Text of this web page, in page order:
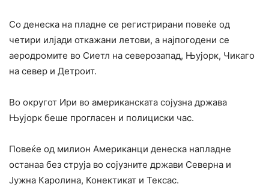
Со денеска на пладне се регистрирани повеќе од
четири илјади откажани летови, а најпогодени се
аеродромите во Сиетл на северозапад, Њујорк, Чикаго
на север и Детроит.
Во округот Ири во американската сојузна држава
Њујорк беше прогласен и полициски час.
Повеќе од милион Американци денеска напладне
останаа без струја во сојузните држави Северна и
Јужна Каролина, Конектикат и Тексас.